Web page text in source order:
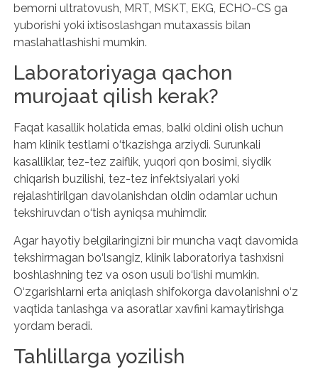
bemorni ultratovush, MRT, MSKT, EKG, ECHO-CS ga
yuborishi yoki ixtisoslashgan mutaxassis bilan
maslahatlashishi mumkin.
Laboratoriyaga qachon
murojaat qilish kerak?
Faqat kasallik holatida emas, balki oldini olish uchun
ham klinik testlarni o‘tkazishga arziydi. Surunkali
kasalliklar, tez-tez zaiflik, yuqori qon bosimi, siydik
chiqarish buzilishi, tez-tez infektsiyalari yoki
rejalashtirilgan davolanishdan oldin odamlar uchun
tekshiruvdan o‘tish ayniqsa muhimdir.
Agar hayotiy belgilaringizni bir muncha vaqt davomida
tekshirmagan bo‘lsangiz, klinik laboratoriya tashxisni
boshlashning tez va oson usuli bo‘lishi mumkin.
O‘zgarishlarni erta aniqlash shifokorga davolanishni o‘z
vaqtida tanlashga va asoratlar xavfini kamaytirishga
yordam beradi.
Tahlillarga yozilish